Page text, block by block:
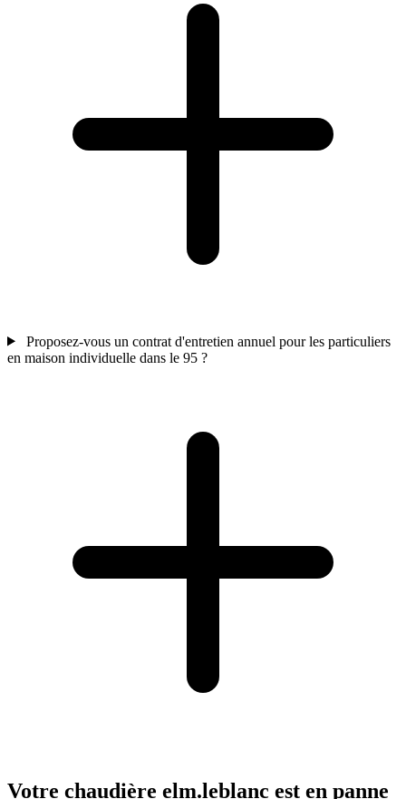
Proposez-vous un contrat d'entretien annuel pour les particuliers
en maison individuelle dans le 95 ?
Votre chaudière elm.leblanc est en panne